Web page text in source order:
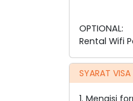
OPTIONAL:
Rental Wifi
SYARAT
1. Mengisi